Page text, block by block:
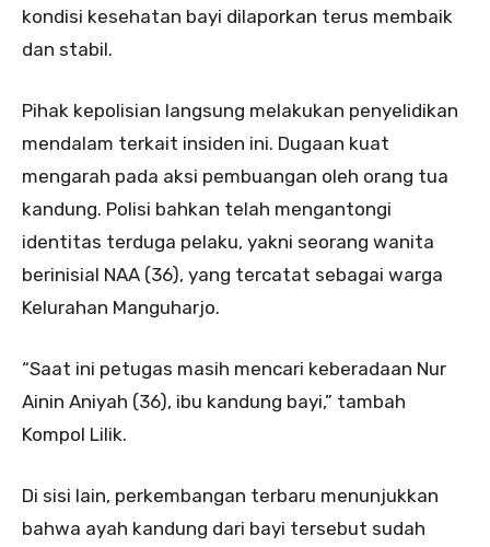
kondisi kesehatan bayi dilaporkan terus membaik
dan stabil.
Pihak kepolisian langsung melakukan penyelidikan
mendalam terkait insiden ini. Dugaan kuat
mengarah pada aksi pembuangan oleh orang tua
kandung. Polisi bahkan telah mengantongi
identitas terduga pelaku, yakni seorang wanita
berinisial NAA (36), yang tercatat sebagai warga
Kelurahan Manguharjo.
“Saat ini petugas masih mencari keberadaan Nur
Ainin Aniyah (36), ibu kandung bayi,” tambah
Kompol Lilik.
Di sisi lain, perkembangan terbaru menunjukkan
bahwa ayah kandung dari bayi tersebut sudah